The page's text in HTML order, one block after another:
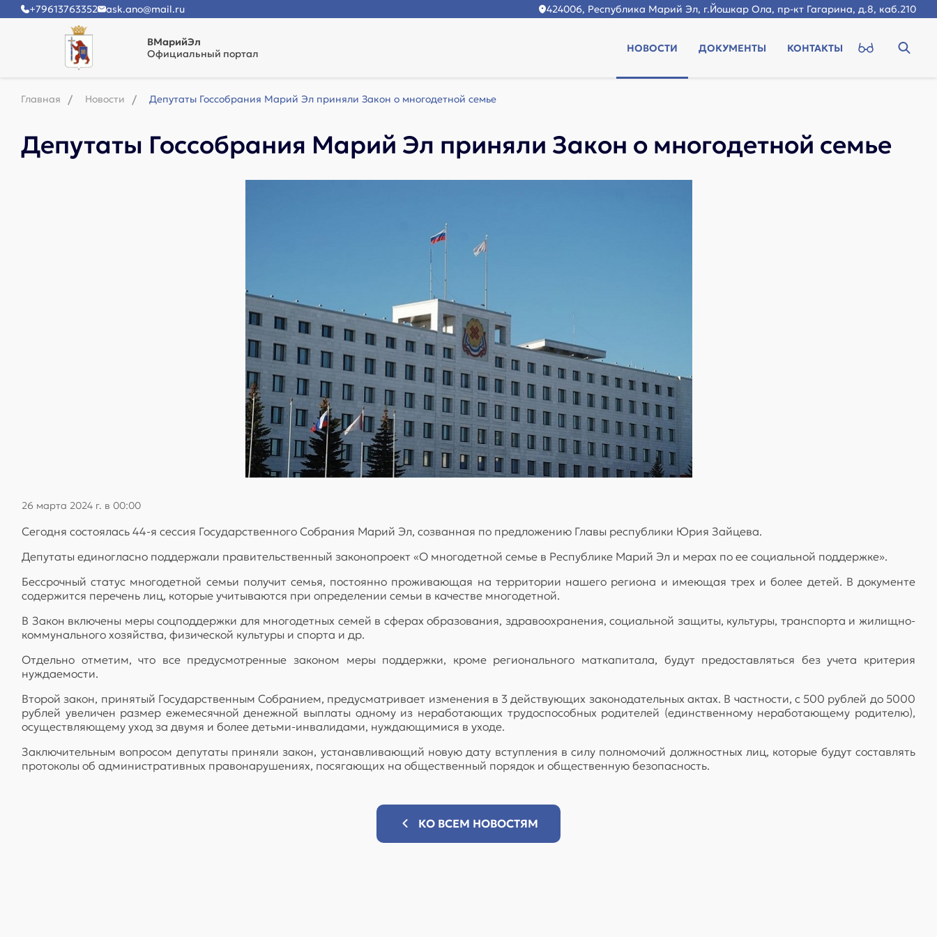
+79613763352 ask.ano@mail.ru 424006, Республика Марий Эл, г.Йошкар Ола, пр-кт Гагарина, д.8, каб.210
ВМарийЭл
Официальный портал
НОВОСТИ ДОКУМЕНТЫ КОНТАКТЫ
Главная Новости Депутаты Госсобрания Марий Эл приняли Закон о многодетной семье
Депутаты Госсобрания Марий Эл приняли Закон о многодетной семье
26 марта 2024 г. в 00:00
Сегодня состоялась 44-я сессия Государственного Собрания Марий Эл, созванная по предложению Главы республики Юрия Зайцева.
Депутаты единогласно поддержали правительственный законопроект «О многодетной семье в Республике Марий Эл и мерах по ее социальной поддержке».
Бессрочный статус многодетной семьи получит семья, постоянно проживающая на территории нашего региона и имеющая трех и более детей. В документе
содержится перечень лиц, которые учитываются при определении семьи в качестве многодетной.
В Закон включены меры соцподдержки для многодетных семей в сферах образования, здравоохранения, социальной защиты, культуры, транспорта и жилищно-
коммунального хозяйства, физической культуры и спорта и др.
Отдельно отметим, что все предусмотренные законом меры поддержки, кроме регионального маткапитала, будут предоставляться без учета критерия
нуждаемости.
Второй закон, принятый Государственным Собранием, предусматривает изменения в 3 действующих законодательных актах. В частности, с 500 рублей до 5000
рублей увеличен размер ежемесячной денежной выплаты одному из неработающих трудоспособных родителей (единственному неработающему родителю),
осуществляющему уход за двумя и более детьми-инвалидами, нуждающимися в уходе.
Заключительным вопросом депутаты приняли закон, устанавливающий новую дату вступления в силу полномочий должностных лиц, которые будут составлять
протоколы об административных правонарушениях, посягающих на общественный порядок и общественную безопасность.
КО ВСЕМ НОВОСТЯМ